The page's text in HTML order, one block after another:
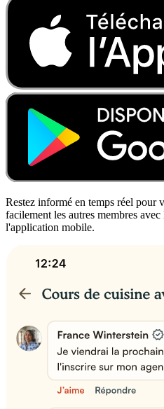
Restez informé en temps réel pour
facilement les autres membres
l'application mobile.